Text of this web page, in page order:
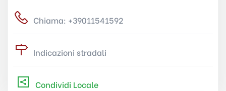
Chiama: +39011541592
Indicazioni stradali
Condividi Locale